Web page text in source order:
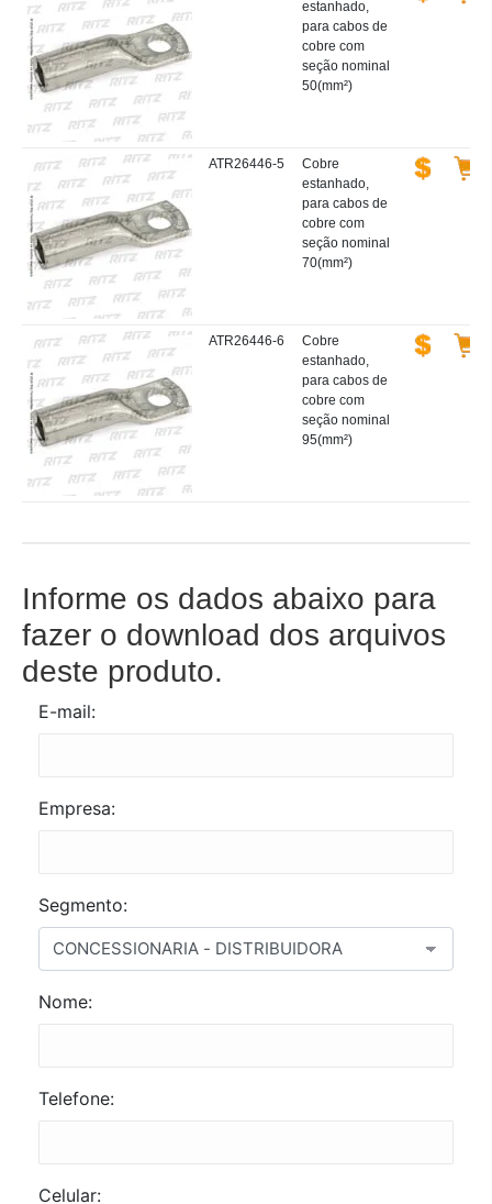
estanhado,
para cabos de
cobre com
seção nominal
50(mm²)
ATR26446-5
Cobre
estanhado,
para cabos de
cobre com
seção nominal
70(mm²)
ATR26446-6
Cobre
estanhado,
para cabos de
cobre com
seção nominal
95(mm²)
Informe os dados abaixo para
fazer o download dos arquivos
deste produto.
E-mail:
Empresa:
Segmento:
Nome:
Telefone:
Celular: